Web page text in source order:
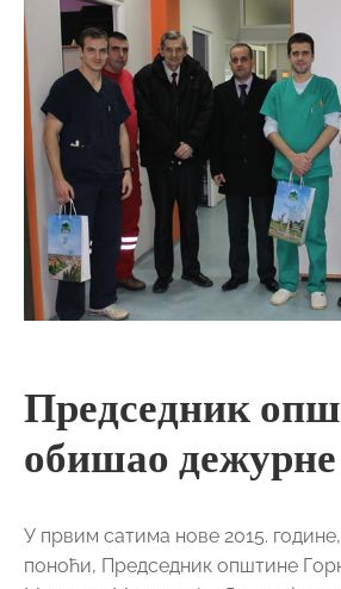
Председник
обишао
У првим сатима нове 2015.
поноћи, Председник општине